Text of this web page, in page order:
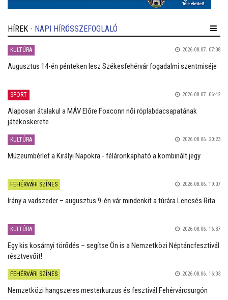
HÍREK - NAPI HÍRÖSSZEFOGLALÓ
KULTÚRA 2026.08.07. 07:08
Augusztus 14-én pénteken lesz Székesfehérvár fogadalmi szentmiséje
SPORT 2026.08.07. 06:42
Alaposan átalakul a MÁV Előre Foxconn női röplabdacsapatának
játékoskerete
KULTÚRA 2026.08.06. 20:23
Múzeumbérlet a Királyi Napokra - féláronkapható a kombinált jegy
FEHÉRVÁRI SZÍNES 2026.08.06. 19:07
Irány a vadszeder – augusztus 9-én vár mindenkit a túrára Lencsés Rita
KULTÚRA 2026.08.06. 16:37
Egy kis kosárnyi törődés – segítse Ön is a Nemzetközi Néptáncfesztivál
résztvevőit!
FEHÉRVÁRI SZÍNES 2026.08.06. 16:03
Nemzetközi hangszeres mesterkurzus és fesztivál Fehérvárcsurgón